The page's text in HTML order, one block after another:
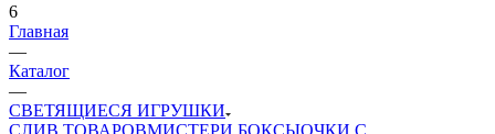
6
Главная
—
Каталог
—
СВЕТЯЩИЕСЯ ИГРУШКИ
CЛИВ ТОВАРОВМИСТЕРИ БОКСЫОЧКИ С